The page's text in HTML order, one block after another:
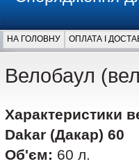
.
НА ГОЛОВНУ ОПЛАТА І
Главная
Велобаул
Характеристики
Dakar (Дакар) 60
Об'єм: 60 л.